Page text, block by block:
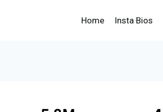
Home Insta Bios